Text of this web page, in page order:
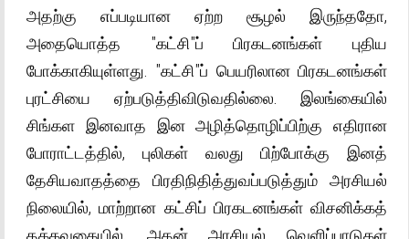
அதற்கு எப்படியான ஏற்ற சூழல் இருந்ததோ,
அதையொத்த "கட்சி"ப் பிரகடனங்கள் புதிய
போக்காகியுள்ளது. "கட்சி"ப் பெயரிலான பிரகடனங்கள்
புரட்சியை ஏற்படுத்திவிடுவதில்லை. இலங்கையில்
சிங்கள இனவாத இன அழித்தொழிப்பிற்கு எதிரான
போராட்டத்தில், புலிகள் வலது பிற்போக்கு இனத்
தேசியவாதத்தை பிரதிநிதித்துவப்படுத்தும் அரசியல்
நிலையில், மாற்றான கட்சிப் பிரகடனங்கள் விசனிக்கத்
தக்கவகையில், அதன் அரசியல் வெளிப்பாடுகள்